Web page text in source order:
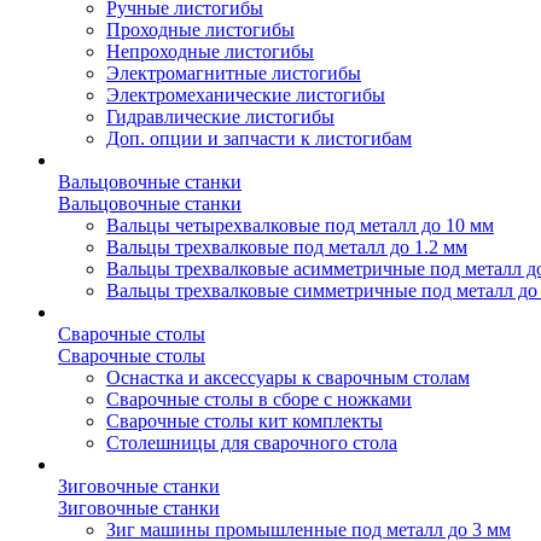
Ручные листогибы
Проходные листогибы
Непроходные листогибы
Электромагнитные листогибы
Электромеханические листогибы
Гидравлические листогибы
Доп. опции и запчасти к листогибам
Вальцовочные станки
Вальцовочные станки
Вальцы четырехвалковые под металл до 10 мм
Вальцы трехвалковые под металл до 1.2 мм
Вальцы трехвалковые асимметричные под металл
Вальцы трехвалковые симметричные под металл
Сварочные столы
Сварочные столы
Оснастка и аксессуары к сварочным столам
Сварочные столы в сборе с ножками
Сварочные столы кит комплекты
Столешницы для сварочного стола
Зиговочные станки
Зиговочные станки
Зиг машины промышленные под металл до 3 мм